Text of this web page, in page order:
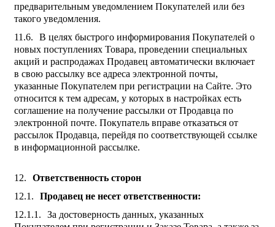
предварительным уведомлением Покупателей или без
такого уведомления.
В целях быстрого информирования Покупателей о
новых поступлениях Товара, проведении специальных
акций и распродажах Продавец автоматически включает
в свою рассылку все адреса электронной почты,
указанные Покупателем при регистрации на Сайте. Это
относится к тем адресам, у которых в настройках есть
соглашение на получение рассылки от Продавца по
электронной почте. Покупатель вправе отказаться от
рассылок Продавца, перейдя по соответствующей ссылке
в информационной рассылке.
Ответственность сторон
Продавец не несет ответственности:
За достоверность данных, указанных